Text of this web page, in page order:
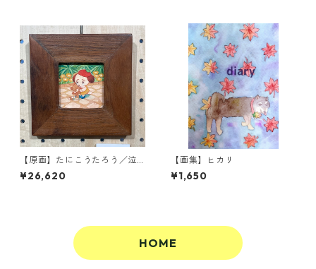
【原画】たにこうたろう／泣
かないで
¥26,620
【画集】ヒカリ
¥1,650
HOME